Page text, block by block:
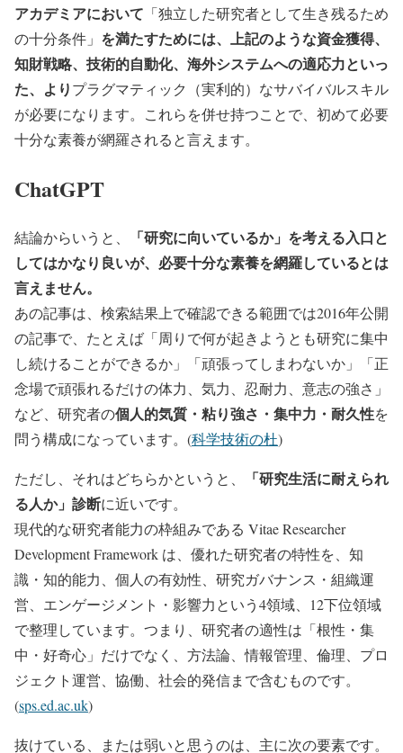
アカデミアにおいて 「独立した研究者として生き残るため
の十分条件」 を満たすためには、上記のような資金獲得、
知財戦略、技術的自動化、海外システムへの適応力といっ
た、よりプラグマティック（実利的）なサバイバルスキル
が必要になります。これらを併せ持つことで、初めて必要
十分な素養が網羅されると言えます。
ChatGPT
結論からいうと、
「研究に向いているか」を考える入口と
してはかなり良いが、必要十分な素養を網羅しているとは
言えません。
あの記事は、検索結果上で確認できる範囲では2016年公開
の記事で、たとえば「周りで何が起きようとも研究に集中
し続けることができるか」「頑張ってしまわないか」「正
念場で頑張れるだけの体力、気力、忍耐力、意志の強さ」
など、研究者の個人的気質・粘り強さ・集中力・耐久性を
問う構成になっています。(科学技術の杜)
ただし、それはどちらかというと、
「研究生活に耐えられ
る人か」診断に近いです。
現代的な研究者能力の枠組みである Vitae Researcher
Development Framework は、優れた研究者の特性を、知
識・知的能力、個人の有効性、研究ガバナンス・組織運
営、エンゲージメント・影響力という4領域、12下位領域
で整理しています。つまり、研究者の適性は「根性・集
中・好奇心」だけでなく、方法論、情報管理、倫理、プロ
ジェクト運営、協働、社会的発信まで含むものです。
(sps.ed.ac.uk)
抜けている、または弱いと思うのは、主に次の要素です。